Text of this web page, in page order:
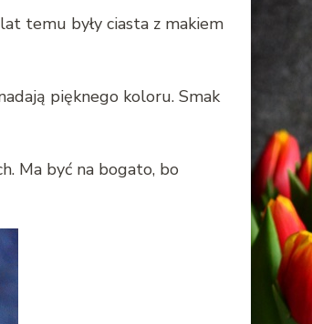
temu były ciasta z makiem
pięknego koloru. Smak
Ma być na bogato, bo